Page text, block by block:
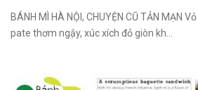
BÁNH MÌ HÀ NỘI, CHUYỆN CŨ TẢN MẠN
pate thơm ngậy, xúc xích đỏ giòn kh...